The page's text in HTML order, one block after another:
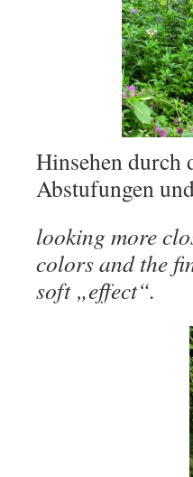
Hinsehen durch
Abstufungen
looking more
colors and the
soft „effect“.